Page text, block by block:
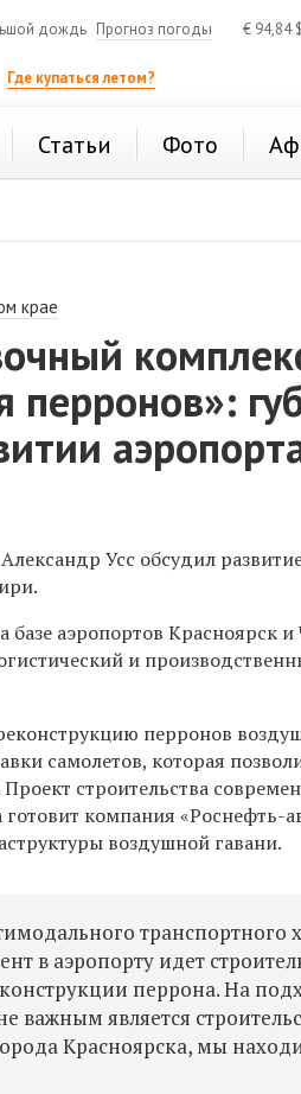
дождь Прогноз погоды € 94,84$
Где купаться летом?
Статьи Фото
крае
перронов»:
Усс обсудил
базе аэропортов Красноярск
и
перронов
самолетов, которая
строительства
компания «Роснефть-
воздушной гавани.
транспортного
аэропорту идет
перрона. На
важным является
Красноярска, мы